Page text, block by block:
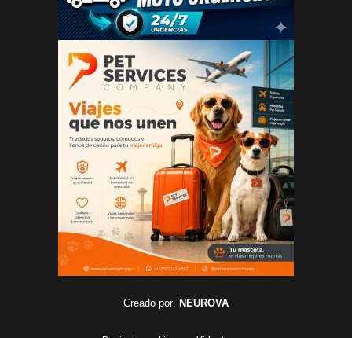
Creado por: NEUROVA